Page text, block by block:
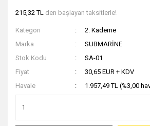
215,32 TL den başlayan taksitlerle!
Kategori
2. Kademe
Marka
SUBMARİNE
Stok Kodu
SA-01
Fiyat
30,65 EUR + KDV
Havale
1.957,49 TL (%3,00